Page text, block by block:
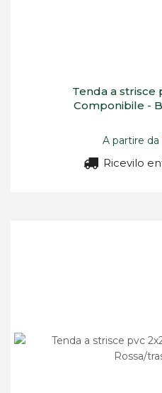
Tenda a strisce
Componibile -
A partire da
Ricevilo